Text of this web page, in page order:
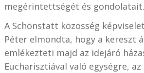
megérintettségét és gondolatait.
A Schönstatt közösség
Péter elmondta, hogy a kereszt
emlékezteti majd az idejáró
Eucharisztiával való egységre, az